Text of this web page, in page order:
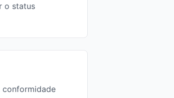
o status
conformidade